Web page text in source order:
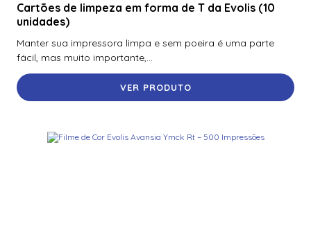
Cartões de limpeza em forma de T da Evolis (10
unidades)
Manter sua impressora limpa e sem poeira é uma parte
fácil, mas muito importante,...
VER PRODUTO